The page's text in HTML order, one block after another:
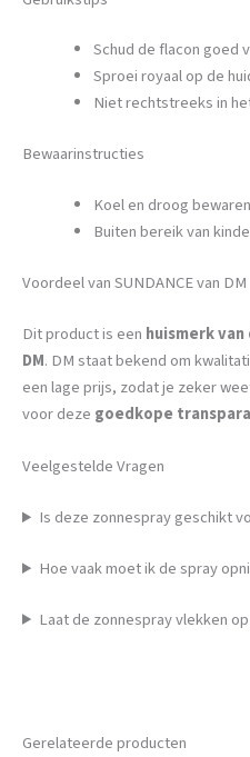
Schud de flacon goed
Sproei royaal op de
Niet rechtstreeks in
Bewaarinstructies
Koel en droog
Buiten bereik van
Voordeel van SUNDANCE van DM
Dit product is een huismerk
DM. DM staat bekend om
een lage prijs, zodat je zeker
voor deze goedkope
Veelgestelde Vragen
Is deze zonnespray geschikt
Hoe vaak moet ik de spray
Laat de zonnespray vlekken
Gerelateerde producten